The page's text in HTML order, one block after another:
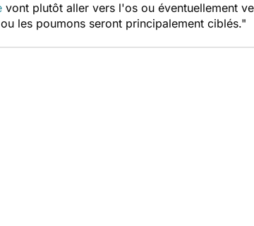
vont plutôt aller vers l'os ou éventuellement
les poumons seront principalement ciblés."